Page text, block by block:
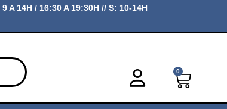
9 A 14H / 16:30 A 19:30H // S: 10-14H
0